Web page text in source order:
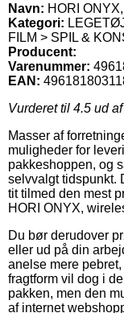
Navn: HORI
Kategori:
FILM > SPIL &
Producent:
Varenummer:
EAN:
Vurderet til 4.5 ud
Masser af
muligheder for
pakkeshoppen, og
selvvalgt tidspunkt.
tit tilmed den mest
HORI ONYX,
Du bør derudover
eller ud på din
anelse mere
fragtform vil dog i
pakken, men den
af internet